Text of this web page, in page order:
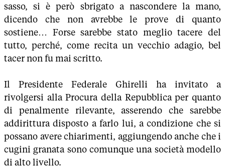
sasso, si è però sbrigato a nascondere la mano,
dicendo che non avrebbe le prove di quanto
sostiene… Forse sarebbe stato meglio tacere del
tutto, perché, come recita un vecchio adagio, bel
tacer non fu mai scritto.
Il Presidente Federale Ghirelli ha invitato a
rivolgersi alla Procura della Repubblica per quanto
di penalmente rilevante, asserendo che sarebbe
addirittura disposto a farlo lui, a condizione che si
possano avere chiarimenti, aggiungendo anche che i
cugini granata sono comunque una società modello
di alto livello.